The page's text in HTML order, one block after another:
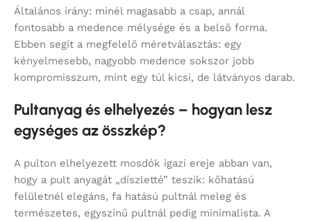
Általános irány: minél magasabb a csap, annál
fontosabb a medence mélysége és a belső forma.
Ebben segít a megfelelő méretválasztás: egy
kényelmesebb, nagyobb medence sokszor jobb
kompromisszum, mint egy túl kicsi, de látványos darab.
Pultanyag és elhelyezés – hogyan lesz
egységes az összkép?
A pulton elhelyezett mosdók igazi ereje abban van,
hogy a pult anyagát „díszletté” teszik: kőhatású
felületnél elegáns, fa hatású pultnál meleg és
természetes, egyszínű pultnál pedig minimalista. A